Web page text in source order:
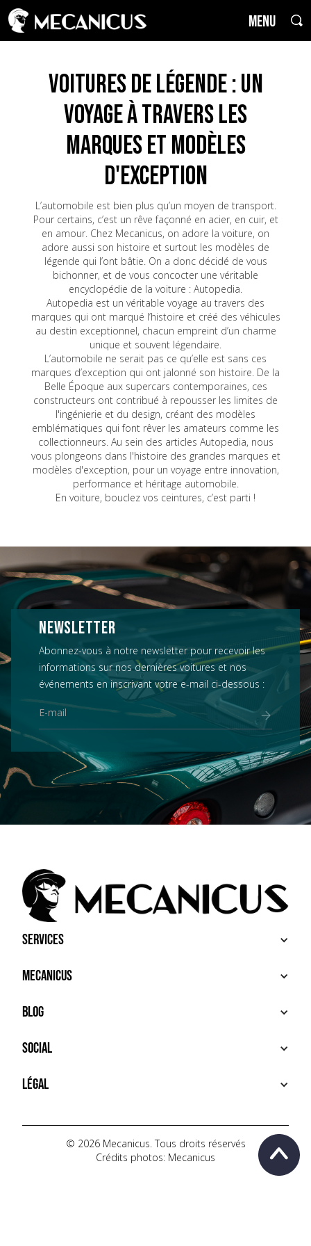
MENU
Voitures de Légende : un
voyage à travers les
marques et modèles
d'exception
L’automobile est bien plus qu’un moyen de transport.
Pour certains, c’est un rêve façonné en acier, en cuir, et
en amour. Chez Mecanicus, on adore la voiture, on
adore aussi son histoire et surtout les modèles de
légende qui l’ont bâtie. On a donc décidé de vous
bichonner, et de vous concocter une véritable
encyclopédie de la voiture : Autopedia.
Autopedia est un véritable voyage au travers des
marques qui ont marqué l’histoire et créé des véhicules
au destin exceptionnel, chacun empreint d’un charme
unique et souvent légendaire.
L’automobile ne serait pas ce qu’elle est sans ces
marques d’exception qui ont jalonné son histoire. De la
Belle Époque aux supercars contemporaines, ces
constructeurs ont contribué à repousser les limites de
l'ingénierie et du design, créant des modèles
emblématiques qui font rêver les amateurs comme les
collectionneurs. Au sein des articles Autopedia, nous
vous plongeons dans l'histoire des grandes marques et
modèles d'exception, pour un voyage entre innovation,
performance et héritage automobile.
En voiture, bouclez vos ceintures, c’est parti !
NEWSLETTER
Abonnez-vous à notre newsletter pour recevoir les
informations sur nos dernières voitures et nos
événements en inscrivant votre e-mail ci-dessous :
Services
ACHETER
VENDRE
SERVICES PREMIUM
Mecanicus
À PROPOS
HOUSE MECANICUS
CONTACT
Blog
NEWS
VIDÉOS
AUTOPÉDIA
Social
INSTAGRAM
TIKTOK
YOUTUBE
Légal
POLITIQUE DE CONFIDENTIALITÉ
© 2026 Mecanicus. Tous droits réservés
Crédits photos: Mecanicus